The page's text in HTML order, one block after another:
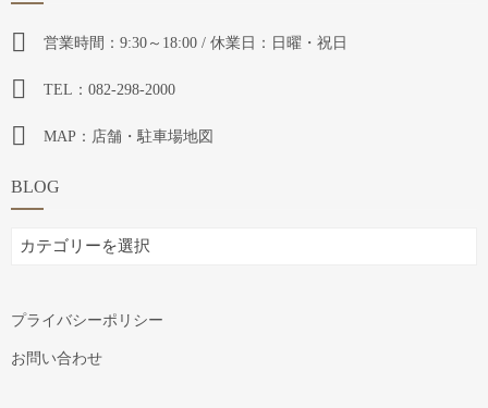
営業時間：9:30～18:00 / 休業日：日曜・祝日
TEL：082-298-2000
MAP：店舗・駐車場地図
BLOG
BLOG
プライバシーポリシー
お問い合わせ